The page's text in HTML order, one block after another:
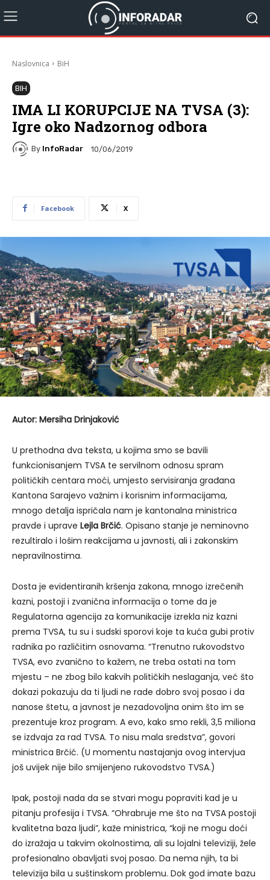
Naslovnica BiH
BIH
IMA LI KORUPCIJE NA TVSA (3):
Igre oko Nadzornog odbora
By InfoRadar 10/06/2019
Facebook X
Autor: Mersiha Drinjaković
U prethodna dva teksta, u kojima smo se bavili
funkcionisanjem TVSA te servilnom odnosu spram
političkih centara moći, umjesto servisiranja građana
Kantona Sarajevo važnim i korisnim informacijama,
mnogo detalja ispričala nam je kantonalna ministrica
pravde i uprave Lejla Brčić. Opisano stanje je neminovno
rezultiralo i lošim reakcijama u javnosti, ali i zakonskim
nepravilnostima.
Dosta je evidentiranih kršenja zakona, mnogo izrečenih
kazni, postoji i zvanična informacija o tome da je
Regulatorna agencija za komunikacije izrekla niz kazni
prema TVSA, tu su i sudski sporovi koje ta kuća gubi protiv
radnika po različitim osnovama. “Trenutno rukovodstvo
TVSA, evo zvanično to kažem, ne treba ostati na tom
mjestu – ne zbog bilo kakvih političkih neslaganja, već što
dokazi pokazuju da ti ljudi ne rade dobro svoj posao i da
nanose štetu, a javnost je nezadovoljna onim što im se
prezentuje kroz program. A evo, kako smo rekli, 3,5 miliona
se izdvaja za rad TVSA. To nisu mala sredstva”, govori
ministrica Brčić. (U momentu nastajanja ovog intervjua
još uvijek nije bilo smijenjeno rukovodstvo TVSA.)
Ipak, postoji nada da se stvari mogu popraviti kad je u
pitanju profesija i TVSA. “Ohrabruje me što na TVSA postoji
kvalitetna baza ljudi”, kaže ministrica, “koji ne mogu doći
do izražaja u takvim okolnostima, ali su lojalni televiziji, žele
profesionalno obavljati svoj posao. Da nema njih, ta bi
televizija bila u suštinskom problemu. Dok god imate bazu